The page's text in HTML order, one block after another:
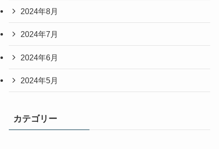
2024年8月
2024年7月
2024年6月
2024年5月
カテゴリー